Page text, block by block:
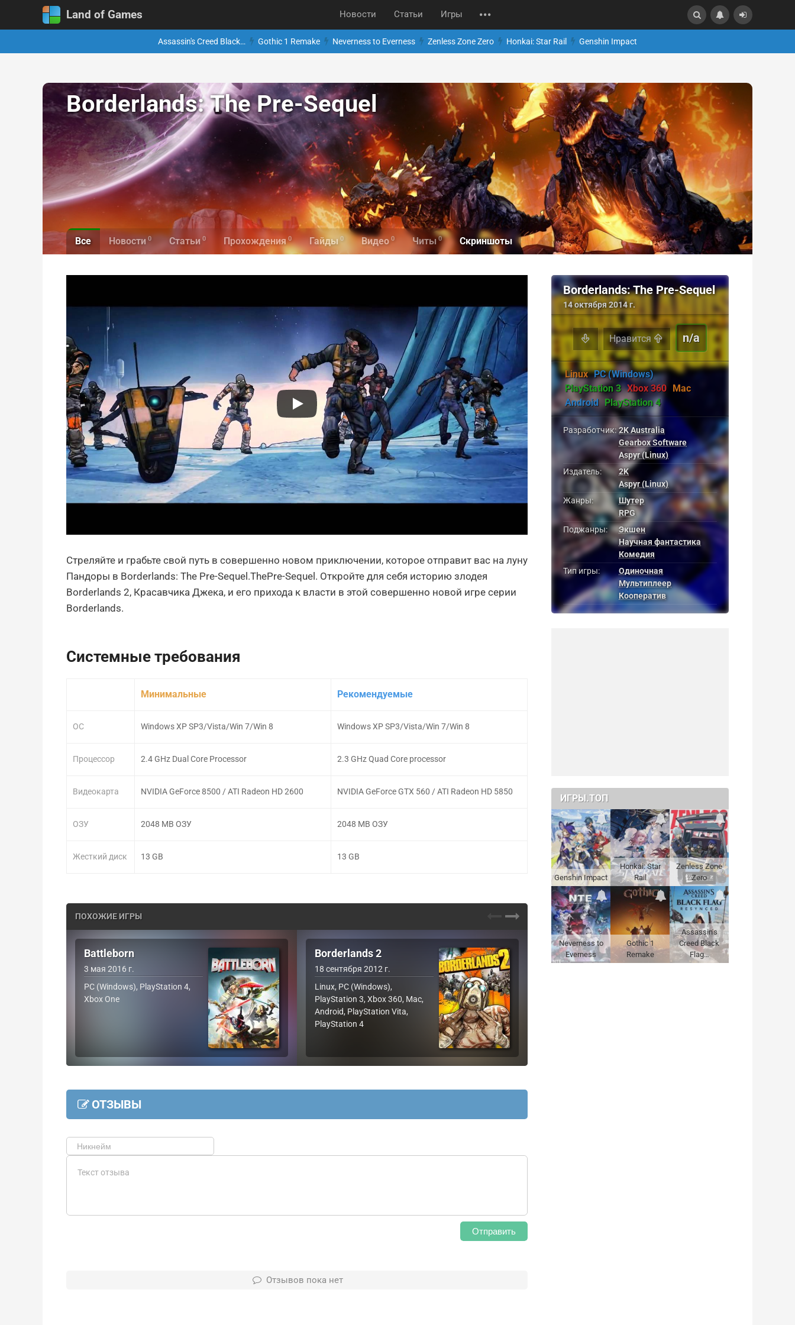
Land of Games Новости Статьи Игры
Assassin's Creed Black… Gothic 1 Remake Neverness to Everness Zenless Zone Zero Honkai: Star Rail Genshin Impact
Borderlands: The Pre-Sequel
Все Новости 0 Статьи 0 Прохождения 0 Гайды 0 Видео 0 Читы 0 Скриншоты
Стреляйте и грабьте свой путь в совершенно новом приключении, которое отправит вас на луну
Пандоры в Borderlands: The Pre-Sequel.ThePre-Sequel. Откройте для себя историю злодея
Borderlands 2, Красавчика Джека, и его прихода к власти в этой совершенно новой игре серии
Borderlands.
Системные требования
ОС
Процессор
Видеокарта
ОЗУ
Жесткий диск
Минимальные
Windows XP SP3/Vista/Win 7/Win 8
2.4 GHz Dual Core Processor
NVIDIA GeForce 8500 / ATI Radeon HD 2600
2048 MB ОЗУ
13 GB
Рекомендуемые
Windows XP SP3/Vista/Win 7/Win 8
2.3 GHz Quad Core processor
NVIDIA GeForce GTX 560 / ATI Radeon HD 5850
2048 MB ОЗУ
13 GB
ПОХОЖИЕ ИГРЫ
Battleborn
3 мая 2016 г.
PC (Windows), PlayStation 4,
Xbox One
Borderlands 2
18 сентября 2012 г.
Linux, PC (Windows),
PlayStation 3, Xbox 360, Mac,
Android, PlayStation Vita,
PlayStation 4
ОТЗЫВЫ
Отправить
Отзывов пока нет
Borderlands: The Pre-Sequel
14 октября 2014 г.
Нравится n/a
Linux PC (Windows)
PlayStation 3 Xbox 360 Mac
Android PlayStation 4
Разработчик: 2K Australia
Gearbox Software
Aspyr (Linux)
Издатель:
2K
Aspyr (Linux)
Жанры:
Шутер
RPG
Поджанры:
Экшен
Научная фантастика
Комедия
Тип игры:
Одиночная
Мультиплеер
Кооператив
ИГРЫ.ТОП
Genshin Impact
Honkai: Star
Rail
Zenless Zone
Zero
Neverness to
Everness
Gothic 1
Remake
Assassin's
Creed Black
Flag…